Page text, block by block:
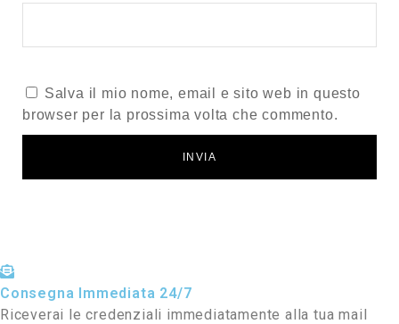
Salva il mio nome, email e sito web in questo
browser per la prossima volta che commento.
Consegna Immediata 24/7
Riceverai le credenziali immediatamente alla tua mail